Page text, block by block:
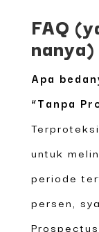
FAQ
nanya)
Apa
“Tanpa
untuk
periode
persen,